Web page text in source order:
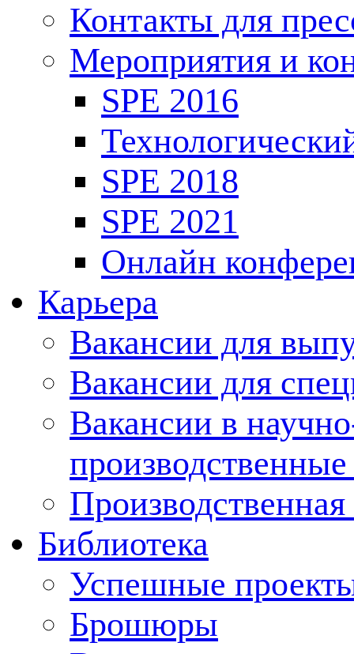
Контакты для
Мероприятия и
SPE 2016
SPE 2018
SPE 2021
Онлайн
Карьера
Вакансии для
Вакансии для
Вакансии в
Производственная
Библиотека
Успешные
Брошюры